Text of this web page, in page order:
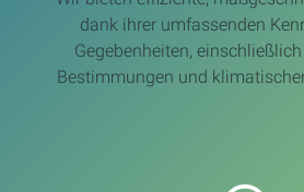
dank ihrer umfassenden
Gegebenheiten,
Bestimmungen und